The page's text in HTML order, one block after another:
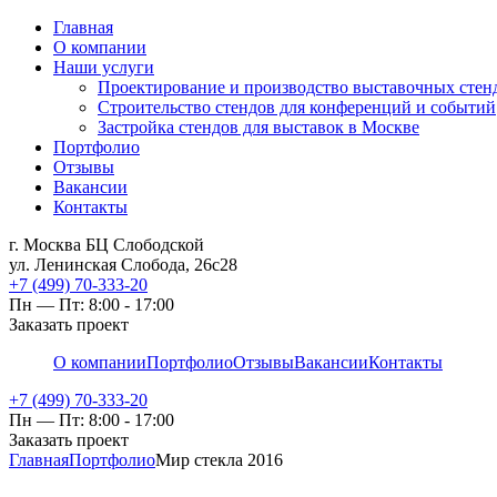
Главная
О компании
Наши услуги
Проектирование и производство выставочных
Строительство стендов для конференций и событий
Застройка стендов для выставок в Москве
Портфолио
Отзывы
Вакансии
Контакты
г. Москва БЦ Слободской
ул. Ленинская Слобода, 26с28
+7 (499) 70-333-20
Пн — Пт: 8:00 - 17:00
Заказать проект
О компанииПортфолиоОтзывыВакансииКонтакты
+7 (499) 70-333-20
Пн — Пт: 8:00 - 17:00
Заказать проект
ГлавнаяПортфолиоМир стекла 2016